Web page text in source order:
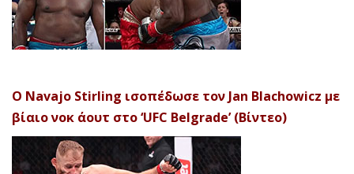
Ο Navajo Stirling ισοπέδωσε τον Jan Blachowicz με
βίαιο νοκ άουτ στο ‘UFC Belgrade’ (Βίντεο)